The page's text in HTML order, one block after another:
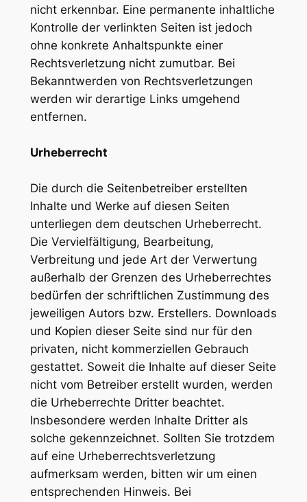
nicht erkennbar. Eine permanente inhaltliche
Kontrolle der verlinkten Seiten ist jedoch
ohne konkrete Anhaltspunkte einer
Rechtsverletzung nicht zumutbar. Bei
Bekanntwerden von Rechtsverletzungen
werden wir derartige Links umgehend
entfernen.
Urheberrecht
Die durch die Seitenbetreiber erstellten
Inhalte und Werke auf diesen Seiten
unterliegen dem deutschen Urheberrecht.
Die Vervielfältigung, Bearbeitung,
Verbreitung und jede Art der Verwertung
außerhalb der Grenzen des Urheberrechtes
bedürfen der schriftlichen Zustimmung des
jeweiligen Autors bzw. Erstellers. Downloads
und Kopien dieser Seite sind nur für den
privaten, nicht kommerziellen Gebrauch
gestattet. Soweit die Inhalte auf dieser Seite
nicht vom Betreiber erstellt wurden, werden
die Urheberrechte Dritter beachtet.
Insbesondere werden Inhalte Dritter als
solche gekennzeichnet. Sollten Sie trotzdem
auf eine Urheberrechtsverletzung
aufmerksam werden, bitten wir um einen
entsprechenden Hinweis. Bei